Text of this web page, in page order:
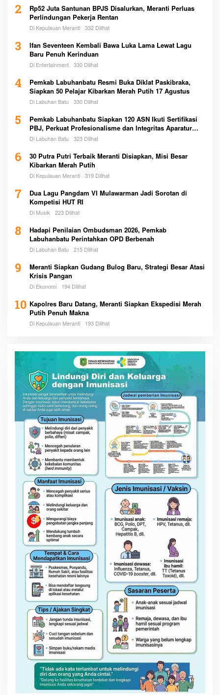
2
Rp52 Juta Santunan BPJS Disalurkan, Meranti Perluas
Perlindungan Pekerja Rentan
Di Kepulauan Meranti 332 Dilihat
3
Ifan Seventeen Kembali Bawa Luka Lama Lewat Lagu
Baru Penuh Kerinduan
Di Entertainment 330 Dilihat
4
Pemkab Labuhanbatu Resmi Buka Diklat Paskibraka,
Siapkan 50 Pelajar Kibarkan Merah Putih 17 Agustus
Di Labuhan Batu 330 Dilihat
5
Pemkab Labuhanbatu Siapkan 120 ASN Ikuti Sertifikasi
PBJ, Perkuat Profesionalisme dan Integritas Aparatur
Pemerintah
Di Labuhan Batu 323 Dilihat
6
30 Putra Putri Terbaik Meranti Disiapkan, Misi Besar
Kibarkan Merah Putih
Di Kepulauan Meranti 319 Dilihat
7
Dua Lagu Pangdam VI Mulawarman Jadi Sorotan di
Kompetisi HUT RI
Di Musik 223 Dilihat
8
Hadapi Penilaian Ombudsman 2026, Pemkab
Labuhanbatu Perintahkan OPD Berbenah
Di Labuhan Batu 215 Dilihat
9
Meranti Siapkan Gudang Bulog Baru, Strategi Besar Atasi
Krisis Pangan
Di Ekonomi 194 Dilihat
10 Kapolres Baru Datang, Meranti Siapkan Ekspedisi Merah
Putih Penuh Makna
Di Kepulauan Meranti 193 Dilihat